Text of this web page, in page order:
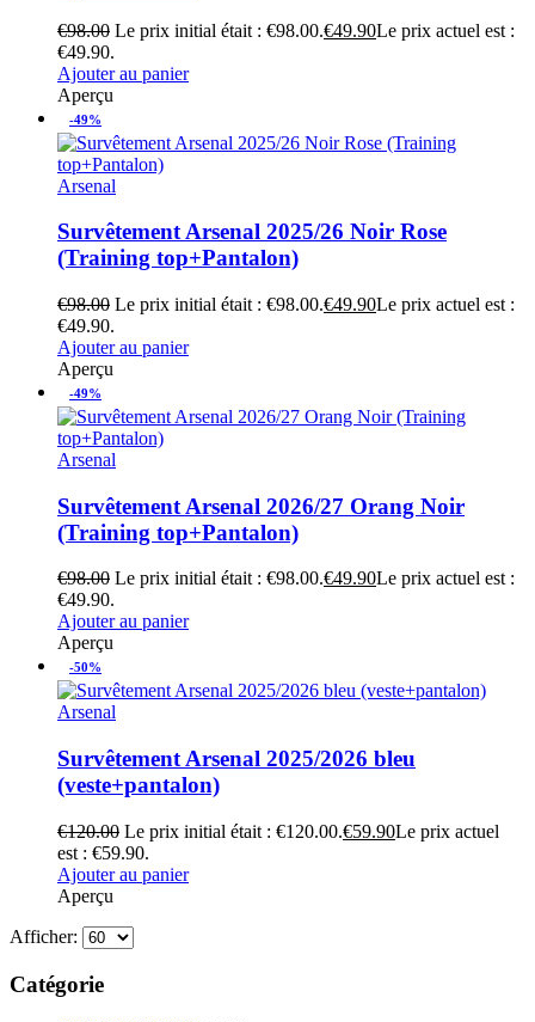
€98.00 Le prix initial était : €98.00.€49.90Le prix actuel est :
€49.90.
Ajouter au panier
Aperçu
-49%
Arsenal
Survêtement Arsenal 2025/26 Noir Rose
(Training top+Pantalon)
€98.00 Le prix initial était : €98.00.€49.90Le prix actuel est :
€49.90.
Ajouter au panier
Aperçu
-49%
Arsenal
Survêtement Arsenal 2026/27 Orang Noir
(Training top+Pantalon)
€98.00 Le prix initial était : €98.00.€49.90Le prix actuel est :
€49.90.
Ajouter au panier
Aperçu
-50%
Arsenal
Survêtement Arsenal 2025/2026 bleu
(veste+pantalon)
€120.00 Le prix initial était : €120.00.€59.90Le prix actuel
est : €59.90.
Ajouter au panier
Aperçu
Afficher:
Catégorie